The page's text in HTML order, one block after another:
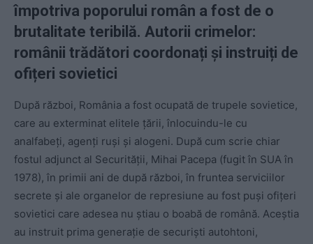
împotriva poporului român a fost de o
brutalitate teribilă. Autorii crimelor:
românii trădători coordonați și instruiți de
ofițeri sovietici
După război, România a fost ocupată de trupele sovietice,
care au exterminat elitele țării, înlocuindu-le cu
analfabeți, agenți ruși și alogeni. După cum scrie chiar
fostul adjunct al Securității, Mihai Pacepa (fugit în SUA în
1978), în primii ani de după război, în fruntea serviciilor
secrete și ale organelor de represiune au fost puși ofițeri
sovietici care adesea nu știau o boabă de română. Aceștia
au instruit prima generație de securiști autohtoni,